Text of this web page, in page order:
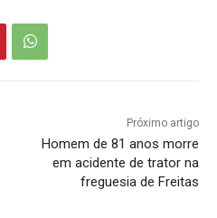
Próximo artigo
Homem de 81 anos morre
em acidente de trator na
freguesia de Freitas